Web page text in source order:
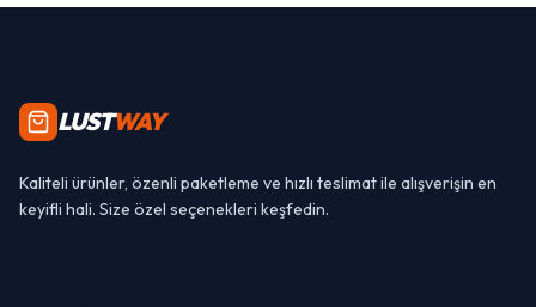
LUSTWAY
Kaliteli ürünler, özenli paketleme ve hızlı teslimat ile alışverişin en
keyifli hali. Size özel seçenekleri keşfedin.